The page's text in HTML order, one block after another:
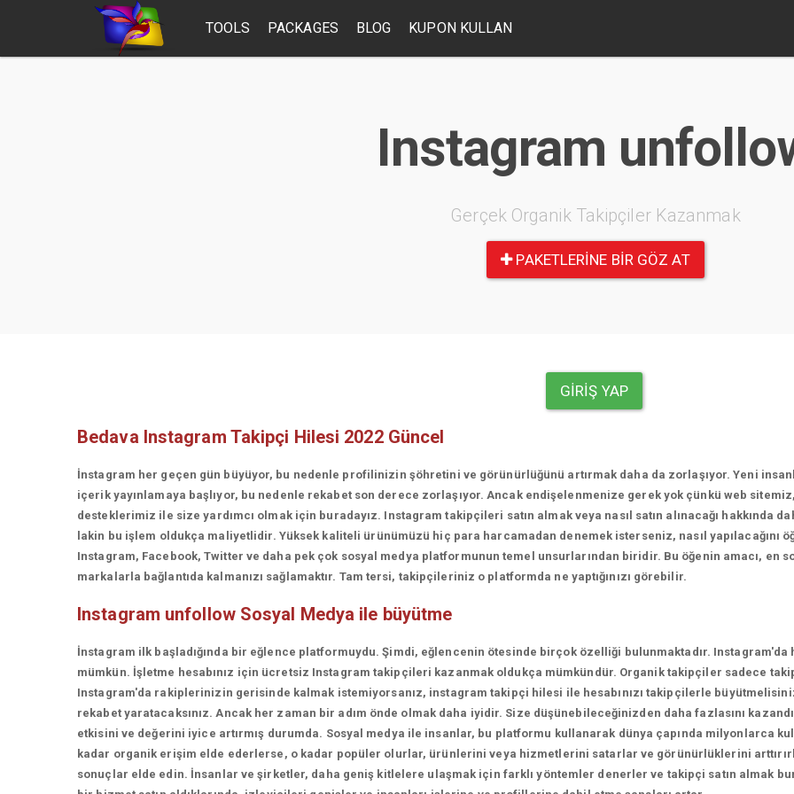
TOOLS PACKAGES BLOG KUPON KULLAN
Instagram
Gerçek Organik Takipçiler Kazanmak
PAKETLERINE BIR GÖZ AT
GIRIŞ YAP
Bedava Instagram Takipçi Hilesi 2022 Güncel
İnstagram her geçen gün büyüyor, bu nedenle profilinizin şöhretini ve görünürlüğünü artırmak daha da zorlaşıyor. Yeni
içerik yayınlamaya başlıyor, bu nedenle rekabet son derece zorlaşıyor. Ancak endişelenmenize gerek yok çünkü web
desteklerimiz ile size yardımcı olmak için buradayız. Instagram takipçileri satın almak veya nasıl satın alınacağı hakkında
lakin bu işlem oldukça maliyetlidir. Yüksek kaliteli ürünümüzü hiç para harcamadan denemek isterseniz, nasıl yapılacağını
Instagram, Facebook, Twitter ve daha pek çok sosyal medya platformunun temel unsurlarından biridir. Bu öğenin amacı,
markalarla bağlantıda kalmanızı sağlamaktır. Tam tersi, takipçileriniz o platformda ne yaptığınızı görebilir.
Instagram unfollow Sosyal Medya ile büyütme
İnstagram ilk başladığında bir eğlence platformuydu. Şimdi, eğlencenin ötesinde birçok özelliği bulunmaktadır. Instagram'da
mümkün. İşletme hesabınız için ücretsiz Instagram takipçileri kazanmak oldukça mümkündür. Organik takipçiler sadece
Instagram'da rakiplerinizin gerisinde kalmak istemiyorsanız, instagram takipçi hilesi ile hesabınızı takipçilerle
rekabet yaratacaksınız. Ancak her zaman bir adım önde olmak daha iyidir. Size düşünebileceğinizden daha fazlasını
etkisini ve değerini iyice artırmış durumda. Sosyal medya ile insanlar, bu platformu kullanarak dünya çapında milyonlarca
kadar organik erişim elde ederlerse, o kadar popüler olurlar, ürünlerini veya hizmetlerini satarlar ve görünürlüklerini
sonuçlar elde edin. İnsanlar ve şirketler, daha geniş kitlelere ulaşmak için farklı yöntemler denerler ve takipçi satın almak